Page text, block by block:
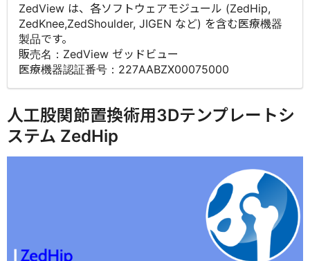
ZedView は、各ソフトウェアモジュール (ZedHip,
ZedKnee,ZedShoulder, JIGEN など) を含む医療機器
製品です。
販売名：ZedView ゼッドビュー
医療機器認証番号：227AABZX00075000
人工股関節置換術用3Dテンプレートシ
ステム ZedHip